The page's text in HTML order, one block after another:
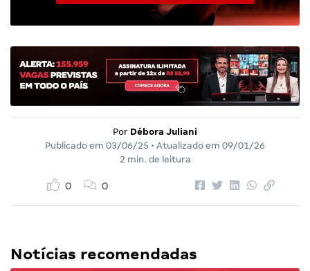
Por Débora Juliani
Publicado em 03/06/25 • Atualizado em 09/01/26
2 min. de leitura
0 0
Notícias recomendadas